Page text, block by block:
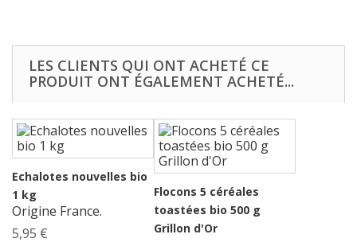
LES CLIENTS QUI ONT ACHETÉ CE
PRODUIT ONT ÉGALEMENT ACHETÉ...
Echalotes nouvelles bio
1 kg
Origine France.
5,95 €
Flocons 5 céréales
toastées bio 500 g
Grillon d'Or